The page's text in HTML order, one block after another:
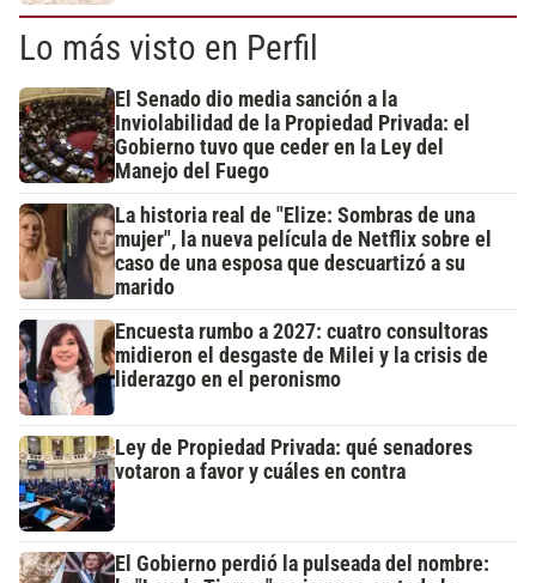
Lo más visto en Perfil
El Senado dio media sanción a la
Inviolabilidad de la Propiedad Privada: el
Gobierno tuvo que ceder en la Ley del
Manejo del Fuego
La historia real de "Elize: Sombras de una
mujer", la nueva película de Netflix sobre el
caso de una esposa que descuartizó a su
marido
Encuesta rumbo a 2027: cuatro consultoras
midieron el desgaste de Milei y la crisis de
liderazgo en el peronismo
Ley de Propiedad Privada: qué senadores
votaron a favor y cuáles en contra
El Gobierno perdió la pulseada del nombre: